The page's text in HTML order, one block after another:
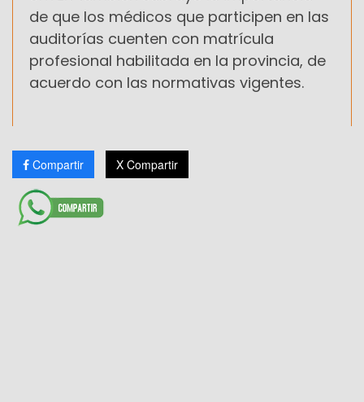
de que los médicos que participen en las
auditorías cuenten con matrícula
profesional habilitada en la provincia, de
acuerdo con las normativas vigentes.
Compartir X Compartir